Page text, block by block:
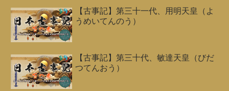
【古事記】第三十一代、用明天皇（よ
うめいてんのう）
【古事記】第三十代、敏達天皇（びだ
つてんおう）